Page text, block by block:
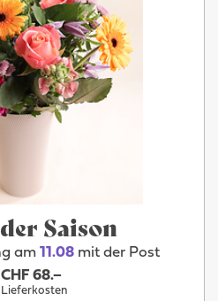
Saison
am 11.08 mit der Post
68.–